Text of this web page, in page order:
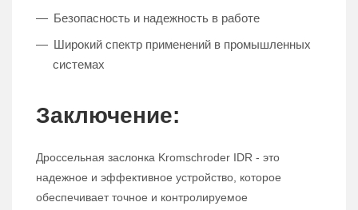
Безопасность и надежность в работе
Широкий спектр применений в промышленных
системах
Заключение:
Дроссельная заслонка Kromschroder IDR - это
надежное и эффективное устройство, которое
обеспечивает точное и контролируемое